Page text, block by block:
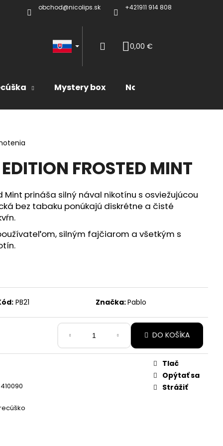
obchod@nicolips.sk +421911 914 808
Mystery box Naše produkty
Prihlásenie
0,00 €
FROSTED MINT
Mint prináša silný nával nikotínu s osviežujúcou
bez tabaku ponúkajú diskrétne a čisté
silným fajčiarom a všetkým s
PB21 Značka:Pablo
DO KOŠÍKA
Tlač
Opýtať sa
Strážiť